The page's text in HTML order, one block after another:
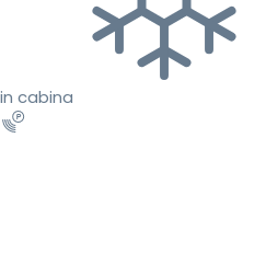
in cabina